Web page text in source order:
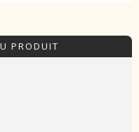
PRODUIT